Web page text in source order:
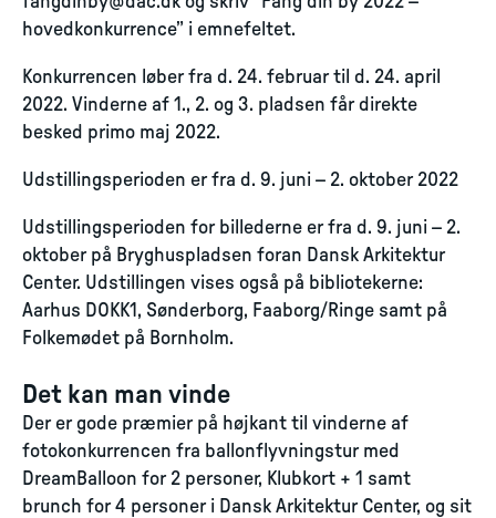
hovedkonkurrence” i emnefeltet.
Konkurrencen løber fra d. 24. februar til d. 24. april
2022. Vinderne af 1., 2. og 3. pladsen får direkte
besked primo maj 2022.
Udstillingsperioden er fra d. 9. juni – 2. oktober 2022
Udstillingsperioden for billederne er fra d. 9. juni – 2.
oktober på Bryghuspladsen foran Dansk Arkitektur
Center. Udstillingen vises også på bibliotekerne:
Aarhus DOKK1, Sønderborg, Faaborg/Ringe samt på
Folkemødet på Bornholm.
Det kan man vinde
Der er gode præmier på højkant til vinderne af
fotokonkurrencen fra ballonflyvningstur med
DreamBalloon for 2 personer, Klubkort + 1 samt
brunch for 4 personer i Dansk Arkitektur Center, og sit